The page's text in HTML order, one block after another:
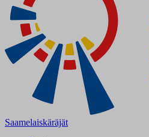
Saamelaiskäräjät